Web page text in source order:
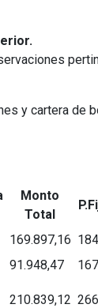
y cartera de
Monto
Total
169.897,16
91.948,47
210.839,12